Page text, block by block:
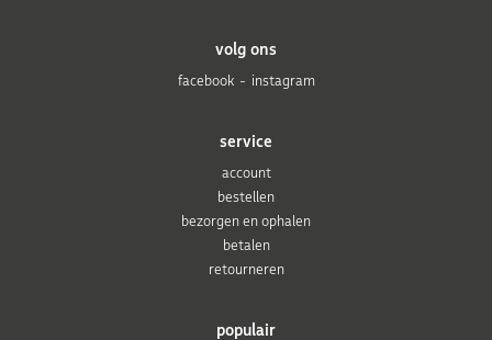
populair
service
account
bestellen
bezorgen en ophalen
betalen
retourneren
volg ons
facebook
instagram